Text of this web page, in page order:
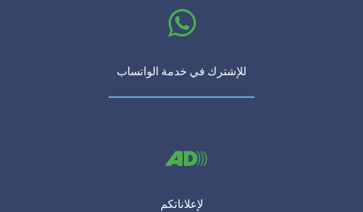
للإشترك في خدمة الواتساب
لإعلاناتكم